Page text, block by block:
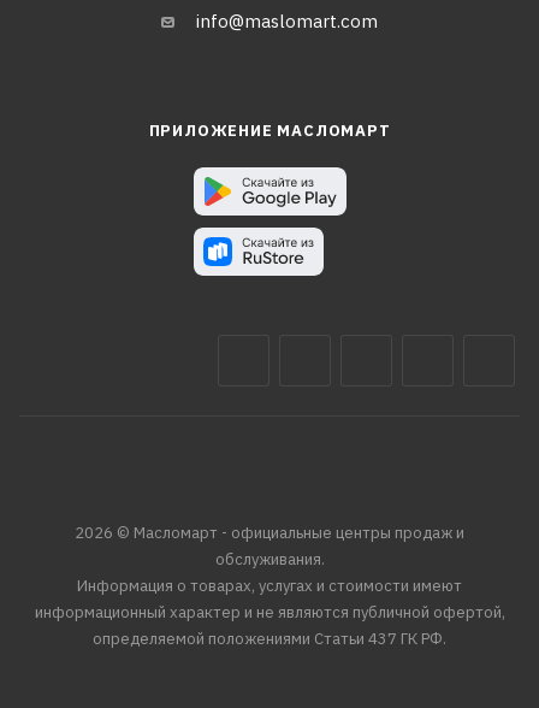
info@maslomart.com
ПРИЛОЖЕНИЕ МАСЛОМАРТ
2026 © Масломарт - официальные центры продаж и
обслуживания.
Информация о товарах, услугах и стоимости имеют
информационный характер и не являются публичной офертой,
определяемой положениями Статьи 437 ГК РФ.